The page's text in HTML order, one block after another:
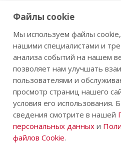
г.Пермь,
2026 © Посудный ряд - Сеть
Файлы cookie
Мы используем файлы
нашими специалистами и
анализа событий на нашем
позволяет нам улучшать
пользователями и
просмотр страниц нашего
условия его использования.
сведения смотрите в нашей
персональных данных и
файлов Cookie.